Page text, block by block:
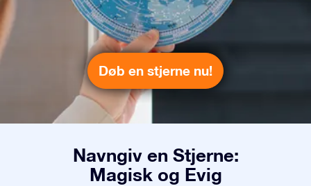
Døb en stjerne nu!
Navngiv en Stjerne:
Magisk og Evig